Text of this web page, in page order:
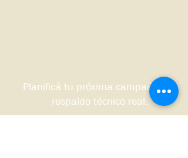
Planificá tu próxima campaña con
respaldo técnico real.